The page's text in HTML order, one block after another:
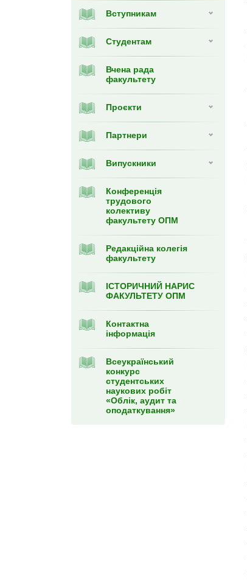
Вступникам
Студентам
Вчена рада
факультету
Проєкти
Партнери
Випуcкники
Конференція
трудового
колективу
факультету ОПМ
Редакційна колегія
факультету
ІСТОРИЧНИЙ НАРИС
ФАКУЛЬТЕТУ ОПМ
Контактна
інформація
Всеукраїнський
конкурс
студентських
наукових робіт
«Облік, аудит та
оподаткування»